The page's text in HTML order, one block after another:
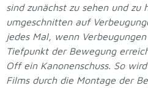
sind zunächst zu sehen und zu
umgeschnitten auf
jedes Mal, wenn
Tiefpunkt der Bewegung
Off ein Kanonenschuss. So
Films durch die Montage der